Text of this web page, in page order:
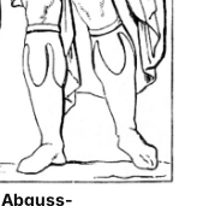
Abguss-